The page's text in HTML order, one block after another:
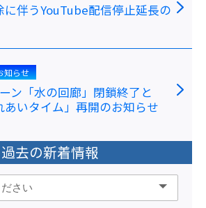
に伴うYouTube配信停止延長の
知らせ
ン「水の回廊」閉鎖終了と
あいタイム」再開のお知らせ
過去の新着情報